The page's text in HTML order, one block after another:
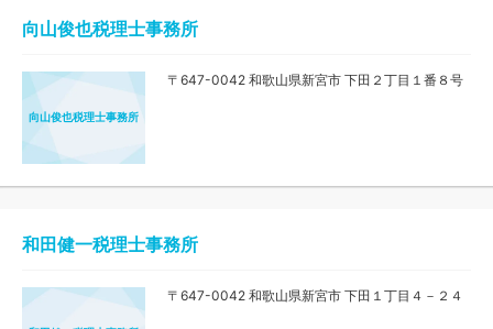
向山俊也税理士事務所
向山俊也税理士事務所
〒647-0042 和歌山県新宮市 下田２丁目１番８号
和田健一税理士事務所
〒647-0042 和歌山県新宮市 下田１丁目４－２４